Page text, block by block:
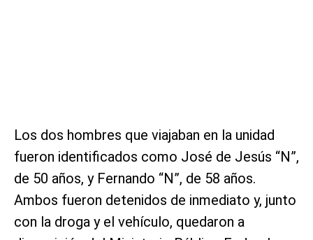
Los dos hombres que viajaban en la unidad
fueron identificados como José de Jesús “N”,
de 50 años, y Fernando “N”, de 58 años.
Ambos fueron detenidos de inmediato y, junto
con la droga y el vehículo, quedaron a